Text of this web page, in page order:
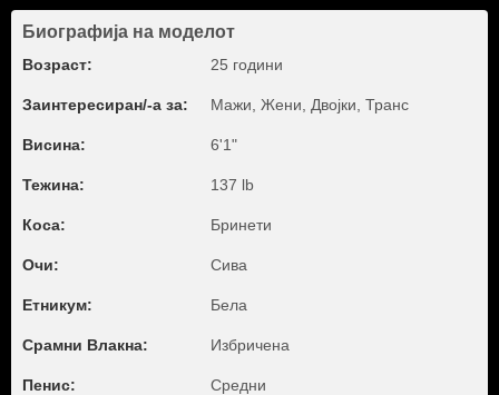
Биографија на моделот
Возраст: 25 години
Заинтересиран/-а за: Мажи, Жени, Двојки, Транс
Висина: 6'1"
Тежина: 137 lb
Коса: Бринети
Очи: Сива
Етникум: Бела
Срамни Влакна: Избричена
Пенис: Средни